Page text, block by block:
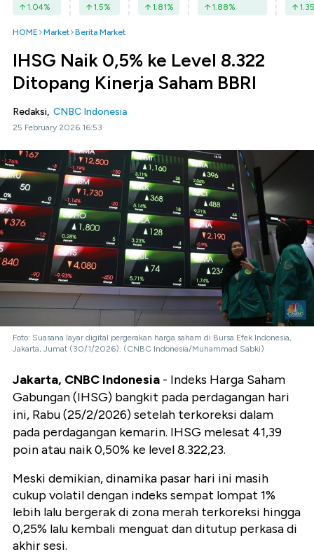
1.04% 1.5% 1.81% 1.88% 1.35
HOME Market Berita Market
IHSG Naik 0,5% ke Level 8.322
Ditopang Kinerja Saham BBRI
Redaksi, CNBC Indonesia
25 February 2026 16:53
Foto: Suasana layar digital pergerakan harga saham di Bursa Efek Indonesia,
Jakarta, Jumat (30/1/2026). (CNBC Indonesia/Muhammad Sabki)
Jakarta, CNBC Indonesia - Indeks Harga Saham
Gabungan (IHSG) bangkit pada perdagangan hari
ini, Rabu (25/2/2026) setelah terkoreksi dalam
pada perdagangan kemarin. IHSG melesat 41,39
poin atau naik 0,50% ke level 8.322,23.
Meski demikian, dinamika pasar hari ini masih
cukup volatil dengan indeks sempat lompat 1%
lebih lalu bergerak di zona merah terkoreksi hingga
0,25% lalu kembali menguat dan ditutup perkasa di
akhir sesi.